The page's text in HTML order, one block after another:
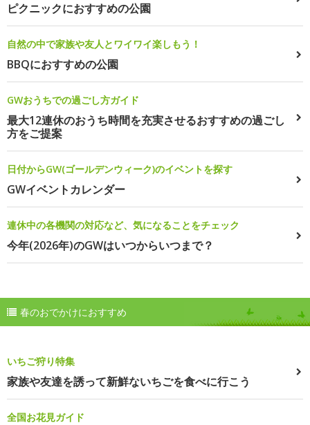
ピクニックにおすすめの公園
自然の中で家族や友人とワイワイ楽しもう！
BBQにおすすめの公園
GWおうちでの過ごし方ガイド
最大12連休のおうち時間を充実させるおすすめの過ごし
方をご提案
日付からGW(ゴールデンウィーク)のイベントを探す
GWイベントカレンダー
連休中の各機関の対応など、気になることをチェック
今年(2026年)のGWはいつからいつまで？
春のおでかけにおすすめ
いちご狩り特集
家族や友達を誘って新鮮ないちごを食べに行こう
全国お花見ガイド